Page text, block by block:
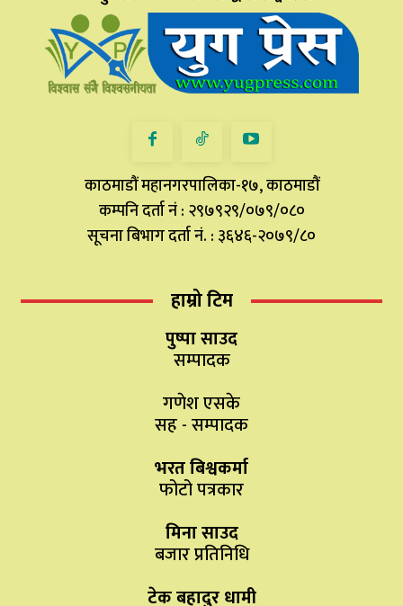
काठमाडौं महानगरपालिका-१७, काठमाडौं
कम्पनि दर्ता नं : २९७९२९/०७९/०८०
सूचना बिभाग दर्ता नं. : ३६४६-२०७९/८०
हाम्रो टिम
पुष्पा साउद
सम्पादक
गणेश एसके
सह - सम्पादक
भरत बिश्वकर्मा
फोटो पत्रकार
मिना साउद
बजार प्रतिनिधि
टेक बहादुर धामी